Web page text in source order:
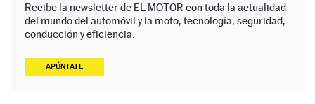
Recibe la newsletter de EL MOTOR con toda la actualidad
del mundo del automóvil y la moto, tecnología, seguridad,
conducción y eficiencia.
APÚNTATE